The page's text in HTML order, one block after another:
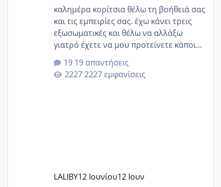
καλημέρα κορίτσια θέλω τη βοήθειά σας
και τις εμπειρίες σας. έχω κάνει τρεις
εξωσωματικές και θέλω να αλλάξω
γιατρό έχετε να μου προτείνετε κάποιον
που μείνατε ευχαριστημένες και είχατε
επιιτυχία? έκανα στο υγεία με τον
ζερβομανωλάκη (δεν το εψαξε καθόλου
19 απαντήσεις
2227 εμφανίσεις
LALIBY12 Ιουνίου12 Ιουν